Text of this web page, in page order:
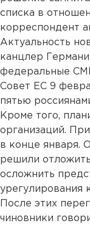
списка в
корреспондент
Актуальность
канцлер
федеральные
Совет ЕС 9
пятью
Кроме того,
организаций.
в конце января.
решили
осложнить
урегулирования
После этих
чиновники